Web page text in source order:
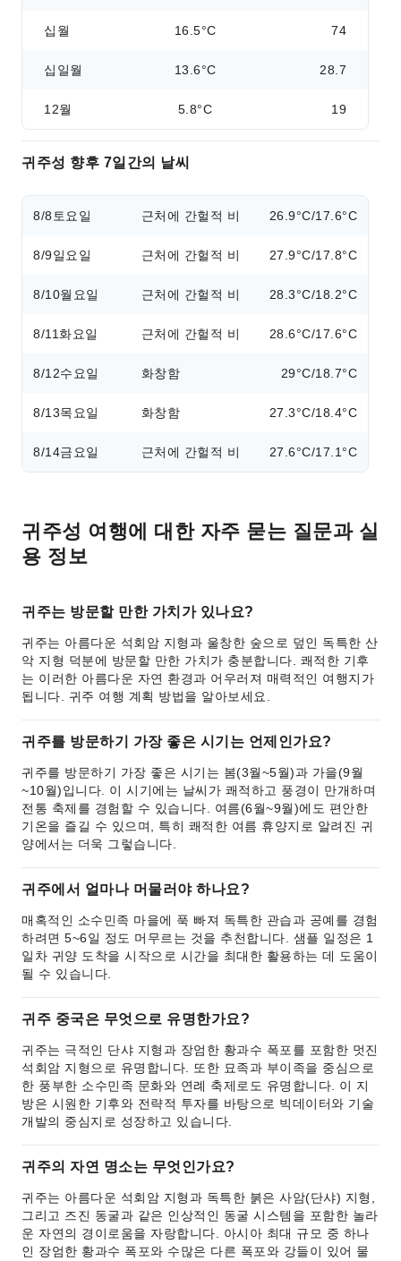
십월 16.5°C 74
십일월 13.6°C 28.7
12월 5.8°C 19
귀주성 향후 7일간의 날씨
8/8 토요일 근처에 간헐적 비 26.9°C/17.6°C
8/9일요일 근처에 간헐적 비 27.9°C/17.8°C
8/10월요일 근처에 간헐적 비 28.3°C/18.2°C
8/11 화요일 근처에 간헐적 비 28.6°C/17.6°C
8/12수요일 화창함 29°C/18.7°C
8/13목요일 화창함 27.3°C/18.4°C
8/14금요일 근처에 간헐적 비 27.6°C/17.1°C
귀주성 여행에 대한 자주 묻는 질문과 실
용 정보
귀주는 방문할 만한 가치가 있나요?
귀주는 아름다운 석회암 지형과 울창한 숲으로 덮인 독특한 산
악 지형 덕분에 방문할 만한 가치가 충분합니다. 쾌적한 기후
는 이러한 아름다운 자연 환경과 어우러져 매력적인 여행지가
됩니다. 귀주 여행 계획 방법을 알아보세요.
귀주를 방문하기 가장 좋은 시기는 언제인가요?
귀주를 방문하기 가장 좋은 시기는 봄(3월~5월)과 가을(9월
~10월)입니다. 이 시기에는 날씨가 쾌적하고 풍경이 만개하며
전통 축제를 경험할 수 있습니다. 여름(6월~9월)에도 편안한
기온을 즐길 수 있으며, 특히 쾌적한 여름 휴양지로 알려진 귀
양에서는 더욱 그렇습니다.
귀주에서 얼마나 머물러야 하나요?
매혹적인 소수민족 마을에 푹 빠져 독특한 관습과 공예를 경험
하려면 5~6일 정도 머무르는 것을 추천합니다. 샘플 일정은 1
일차 귀양 도착을 시작으로 시간을 최대한 활용하는 데 도움이
될 수 있습니다.
귀주 중국은 무엇으로 유명한가요?
귀주는 극적인 단샤 지형과 장엄한 황과수 폭포를 포함한 멋진
석회암 지형으로 유명합니다. 또한 묘족과 부이족을 중심으로
한 풍부한 소수민족 문화와 연례 축제로도 유명합니다. 이 지
방은 시원한 기후와 전략적 투자를 바탕으로 빅데이터와 기술
개발의 중심지로 성장하고 있습니다.
귀주의 자연 명소는 무엇인가요?
귀주는 아름다운 석회암 지형과 독특한 붉은 사암(단샤) 지형,
그리고 즈진 동굴과 같은 인상적인 동굴 시스템을 포함한 놀라
운 자연의 경이로움을 자랑합니다. 아시아 최대 규모 중 하나
인 장엄한 황과수 폭포와 수많은 다른 폭포와 강들이 있어 물